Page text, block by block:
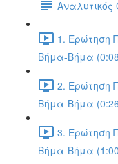
1. Ερώτηση
Βήμα-Βήμα
2. Ερώτηση
Βήμα-Βήμα
3. Ερώτηση
Βήμα-Βήμα